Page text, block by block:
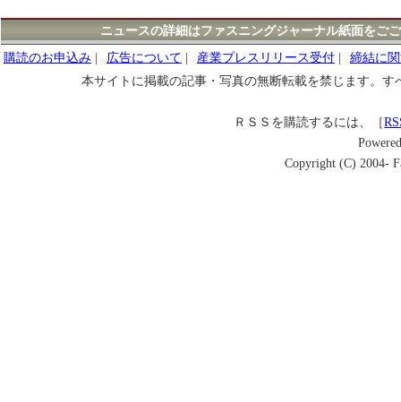
ニュースの詳細はファスニングジャーナル紙面をご
購読のお申込み
広告について 産業プレスリリース受付
締結に
本サイトに掲載の記事・写真の無断転載を禁じます。
ＲＳＳを購読するには、［
Copyright (C) 2004-